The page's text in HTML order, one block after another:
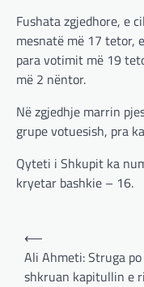
Fushata zgjedhore, e
mesnatë më 17 tetor,
para votimit më 19
më 2 nëntor.
Në zgjedhje marrin
grupe votuesish, pra
Qyteti i Shkupit ka
kryetar bashkie – 16.
Post
navigation
⟵
Ali Ahmeti: Struga po
shkruan kapitullin e